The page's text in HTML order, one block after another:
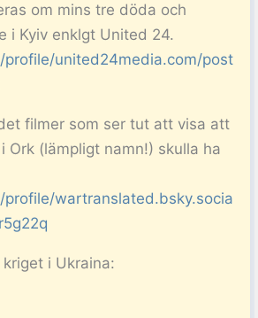
om mins tre döda och
i Kyiv enklgt United 24.
united24media.com/post
filmer som ser tut att visa att
Ork (lämpligt namn!) skulla ha
wartranslated.bsky.socia
i Ukraina: